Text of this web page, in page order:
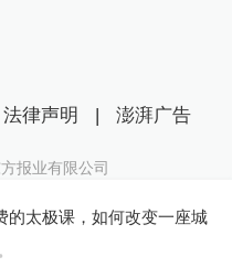
的太极课，如何改变一座城
法律声明 | 澎湃广告
报业有限公司
ICP备14003370号
证：31120170006
号